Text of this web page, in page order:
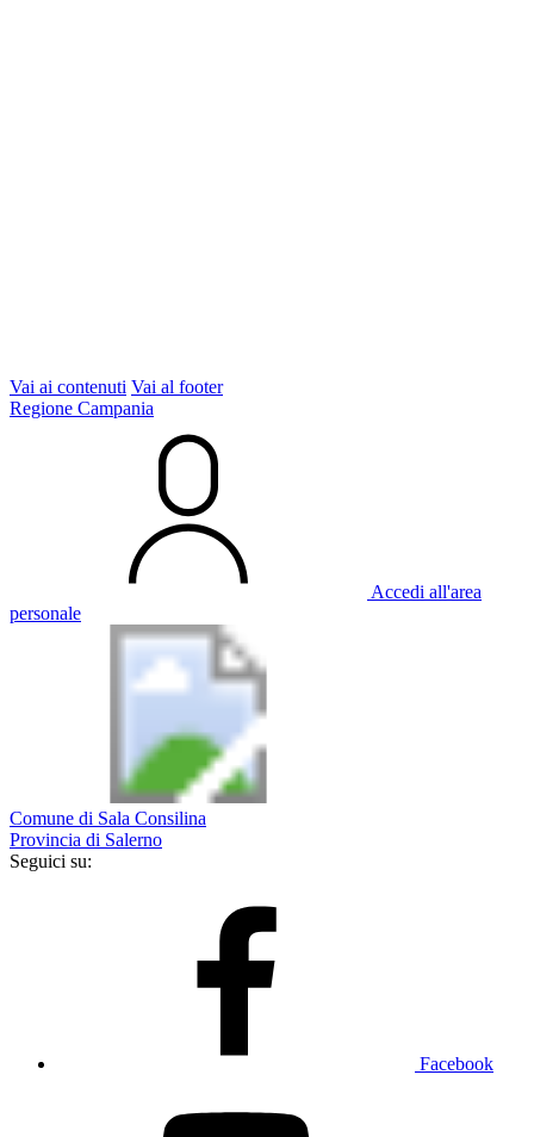
Vai ai contenuti Vai al footer
Regione Campania
Accedi all'area
personale
Comune di Sala Consilina
Provincia di Salerno
Seguici su:
Facebook